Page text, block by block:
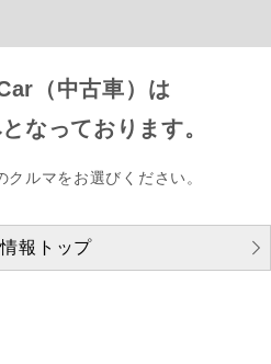
（中古車）は
なっております。
ルマをお選びください。
報トップ